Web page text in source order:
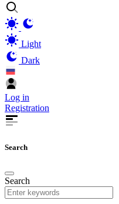
Light
Dark
Log in
Registration
Search
Search